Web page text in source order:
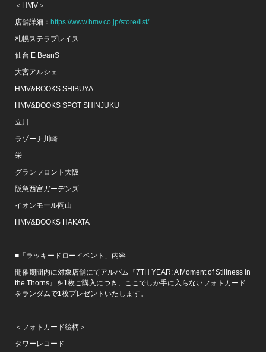
＜HMV＞
店舗詳細： https://www.hmv.co.jp/store/list/
札幌ステラプレイス
仙台 E BeanS
大宮アルシェ
HMV&BOOKS SHIBUYA
HMV&BOOKS SPOT SHINJUKU
立川
ラゾーナ川崎
栄
グランフロント大阪
阪急西宮ガーデンズ
イオンモール岡山
HMV&BOOKS HAKATA
■「ラッキードローイベント」内容
開催期間内に対象店舗にてアルバム『7TH YEAR: A Moment of Stillness in
the Thorns』を1枚ご購入につき、ここでしか手に入らないフォトカード
をランダムで1枚プレゼントいたします。
＜フォトカード絵柄＞
タワーレコード